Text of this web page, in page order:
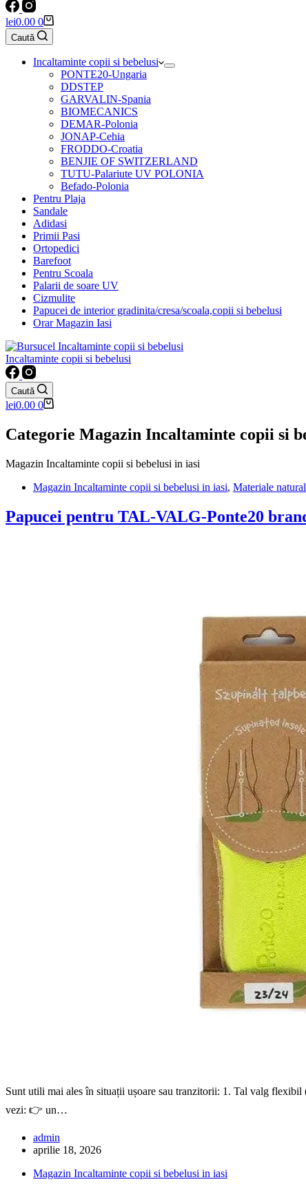
Coș
de
cumpărături
lei0.00 0
Caută
Incaltaminte copii si bebelusi
PONTE20-Ungaria
DDSTEP
GARVALIN-Spania
BIOMECANICS
DEMAR-Polonia
JONAP-Cehia
FRODDO-Croatia
BENJIE OF SWITZERLAND
TUTU-Palariute UV POLONIA
Befado-Polonia
Pentru Plaja
Sandale
Adidasi
Primii Pasi
Ortopedici
Barefoot
Pentru Scoala
Palarii de soare UV
Cizmulite
Papucei de interior gradinita/cresa/scoala,copii si bebelusi
Orar Magazin Iasi
Incaltaminte copii si bebelusi
Caută
Coș
cumpărături
lei0.00 0
Categorie Magazin Incaltaminte copii si
Magazin Incaltaminte copii si bebelusi in iasi
Magazin Incaltaminte copii si bebelusi in iasi, Materiale
Papucei pentru TAL-VALG-Ponte20
Sunt utili mai ales în situații ușoare sau tranzitorii: 1. Tal valg
vezi: 👉 un…
admin
aprilie 18, 2026
Magazin Incaltaminte copii si bebelusi in iasi